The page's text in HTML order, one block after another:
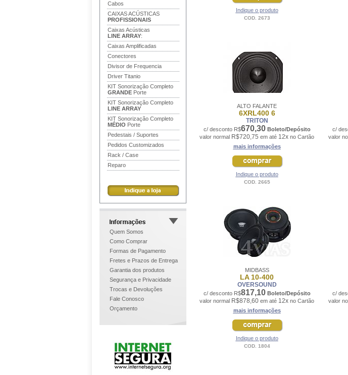
Cabos
CAIXAS ACÚSTICAS
PROFISSIONAIS
Caixas Acústicas
LINE ARRAY:
Caixas Amplificadas
Conectores
Divisor de Frequencia
Driver Titanio
KIT Sonorização Completo
GRANDE Porte
KIT Sonorização Completo
LINE ARRAY
KIT Sonorização Completo
MÉDIO Porte
Pedestais / Suportes
Pedidos Customizados
Rack / Case
Reparo
Quem Somos
Como Comprar
Formas de Pagamento
Fretes e Prazos de Entrega
Garantia dos produtos
Segurança e Privacidade
Trocas e Devoluções
Fale Conosco
Orçamento
Indique o produto
COD. 2673
ALTO FALANTE
6XRL400 6
TRITON
c/ desconto R$670,30 Boleto/Depósito
valor normal R$720,75 em até 12x no Cartão
mais informações
Indique o produto
COD. 2665
c/
valor
MIDBASS
LA 10-400
OVERSOUND
c/ desconto R$817,10 Boleto/Depósito
valor normal R$878,60 em até 12x no Cartão
mais informações
Indique o produto
COD. 1804
c/
valor